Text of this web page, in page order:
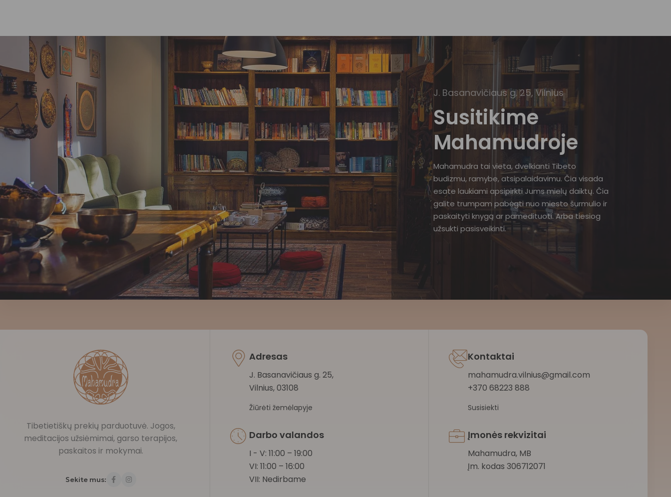
J. Basanavičiaus g. 25, Vilnius
Susitikime
Mahamudroje
Mahamudra tai vieta, dvelkianti Tibeto
budizmu, ramybe, atsipalaidavimu. Čia visada
esate laukiami apsipirkti Jums mielų daiktų. Čia
galite trumpam pabėgti nuo miesto šurmulio ir
paskaityti knygą ar pamedituoti. Arba tiesiog
užsukti pasisveikinti.
Tibetietiškų prekių parduotuvė. Jogos,
meditacijos užsiėmimai, garso terapijos,
paskaitos ir mokymai.
Sekite mus:
Adresas
J. Basanavičiaus g. 25,
Vilnius, 03108
Žiūrėti žemėlapyje
Darbo valandos
I - V: 11:00 – 19:00
VI: 11:00 – 16:00
VII: Nedirbame
Kontaktai
mahamudra.vilnius@gmail.com
+370 68223 888
Susisiekti
Įmonės rekvizitai
Mahamudra, MB
Įm. kodas 306712071